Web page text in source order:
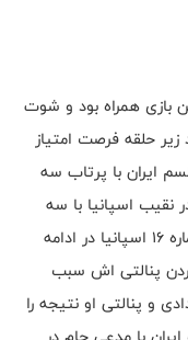
بازی همراه بود و شوت
زیر حلقه فرصت امتیاز
ایران با پرتاب سه
نقیب اسپانیا با سه
امتیاز پیش می رفت.اقدام گروبا بازیکن شماره ۱۶ اسپانیا در ادامه
پنالتی اش سبب
و پنالتی او نتیجه را